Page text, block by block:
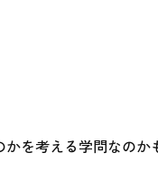
を考える学問なのか